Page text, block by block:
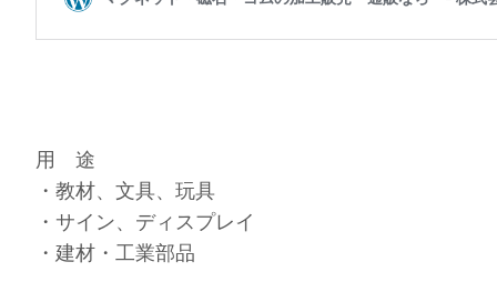
用 途
・教材、文具、玩具
・サイン、ディスプレイ
・建材・工業部品